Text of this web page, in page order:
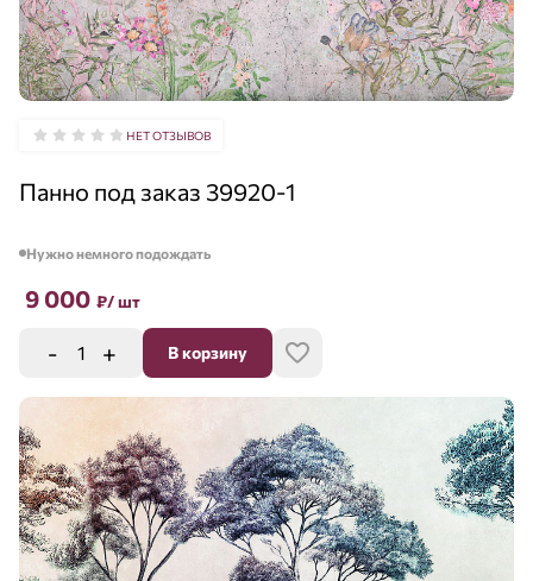
НЕТ ОТЗЫВОВ
Панно под заказ 39920-1
Нужно немного подождать
9 000 ₽/ шт
- + В корзину